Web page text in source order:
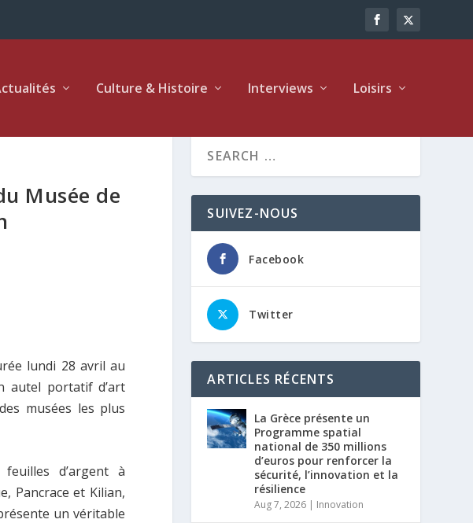
Culture & Histoire Interviews Loisirs
Musée de
lundi 28 avril au
autel portatif d’art
musées les plus
d’argent à
Pancrace et Kilian,
un véritable
SUIVEZ-NOUS
Facebook
Twitter
ARTICLES RÉCENTS
La Grèce présente un
Programme spatial
national de 350 millions
d’euros pour renforcer la
sécurité, l’innovation et la
résilience
Aug 7, 2026 | Innovation